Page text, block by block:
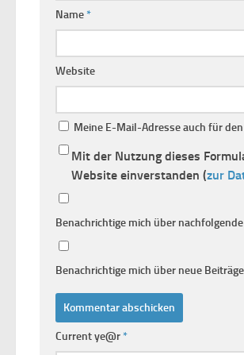
Name*
Website
Meine E-Mail-Adresse auch für
Mit der Nutzung dieses
Website einverstanden (zur
Benachrichtige mich über
Benachrichtige mich über neue
Current ye@r*